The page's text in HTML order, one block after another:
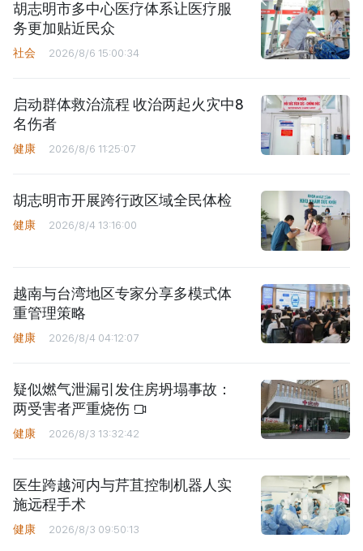
胡志明市多中心医疗体系让医疗服
务更加贴近民众
社会 2026/8/6 15:00:34
启动群体救治流程 收治两起火灾中8
名伤者
健康 2026/8/6 11:25:07
胡志明市开展跨行政区域全民体检
健康 2026/8/4 13:16:00
越南与台湾地区专家分享多模式体
重管理策略
健康 2026/8/4 04:12:07
疑似燃气泄漏引发住房坍塌事故：
两受害者严重烧伤
健康 2026/8/3 13:32:42
医生跨越河内与芹苴控制机器人实
施远程手术
健康 2026/8/3 09:50:13